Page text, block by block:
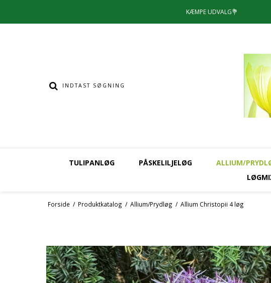
KÆMPE UDVALG💐
TULIPANLØG PÅSKELILJELØG ALLIUM/
Forside / Produktkatalog / Allium/Prydløg / Allium Christopii 4 løg